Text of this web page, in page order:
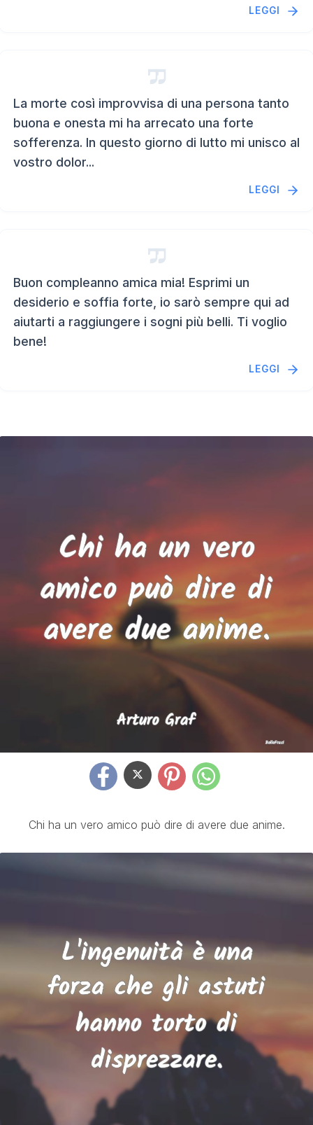
LEGGI
La morte così improvvisa di una persona tanto
buona e onesta mi ha arrecato una forte
sofferenza. In questo giorno di lutto mi unisco al
vostro dolor...
LEGGI
Buon compleanno amica mia! Esprimi un
desiderio e soffia forte, io sarò sempre qui ad
aiutarti a raggiungere i sogni più belli. Ti voglio
bene!
LEGGI
Chi ha un vero amico può dire di avere due anime.